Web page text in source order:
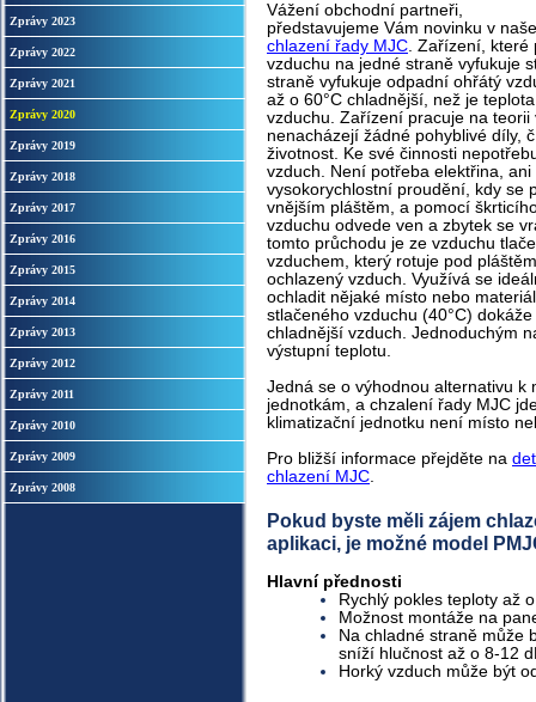
Zprávy 2023
Zprávy 2022
Zprávy 2021
Zprávy 2020
Zprávy 2019
Zprávy 2018
Zprávy 2017
Zprávy 2016
Zprávy 2015
Zprávy 2014
Zprávy 2013
Zprávy 2012
Zprávy 2011
Zprávy 2010
Zprávy 2009
Zprávy 2008
Vážení obchodní partneři,
představujeme Vám novinku v
chlazení řady MJC. Zařízení, které
vzduchu na jedné straně vyfukuje
straně vyfukuje odpadní ohřátý
až o 60°C chladnější, než je
vzduchu. Zařízení pracuje na
nenacházejí žádné pohyblivé díly,
životnost. Ke své činnosti
vzduch. Není potřeba elektřina,
vysokorychlostní proudění, kdy se
vnějším pláštěm, a pomocí
vzduchu odvede ven a zbytek se
tomto průchodu je ze vzduchu
vzduchem, který rotuje pod
ochlazený vzduch. Využívá se
ochladit nějaké místo nebo
stlačeného vzduchu (40°C)
chladnější vzduch. Jednoduchým
výstupní teplotu.
Jedná se o výhodnou alternativu k
jednotkám, a chzalení řady MJC
klimatizační jednotku není místo
Pro bližší informace přejděte na
chlazení MJC.
Pokud byste měli zájem
aplikaci, je možné model
Hlavní přednosti
Rychlý pokles teploty až
Možnost montáže na
Na chladné straně může
sníží hlučnost až o 8-12
Horký vzduch může být